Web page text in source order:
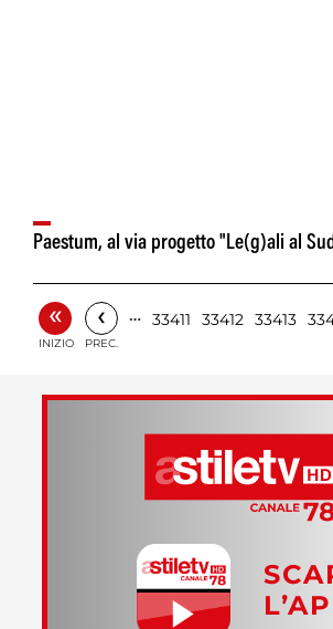
Paestum, al via progetto "Le(g)ali al
«
INIZIO
‹
PREC.
… 33411 33412 33413